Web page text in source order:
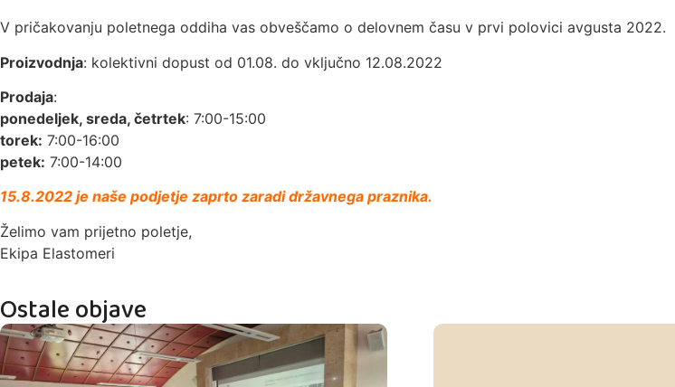
V pričakovanju poletnega oddiha vas obveščamo o delovnem času v prvi polovici avgusta 2022.
Proizvodnja: kolektivni dopust od 01.08. do vključno 12.08.2022
Prodaja:
ponedeljek, sreda, četrtek: 7:00-15:00
torek: 7:00-16:00
petek: 7:00-14:00
15.8.2022 je naše podjetje zaprto zaradi državnega praznika.
Želimo vam prijetno poletje,
Ekipa Elastomeri
Ostale objave